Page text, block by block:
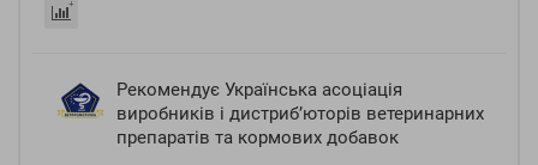
Рекомендує Українська асоціація
виробників і дистриб’юторів ветеринарних
препаратів та кормових добавок